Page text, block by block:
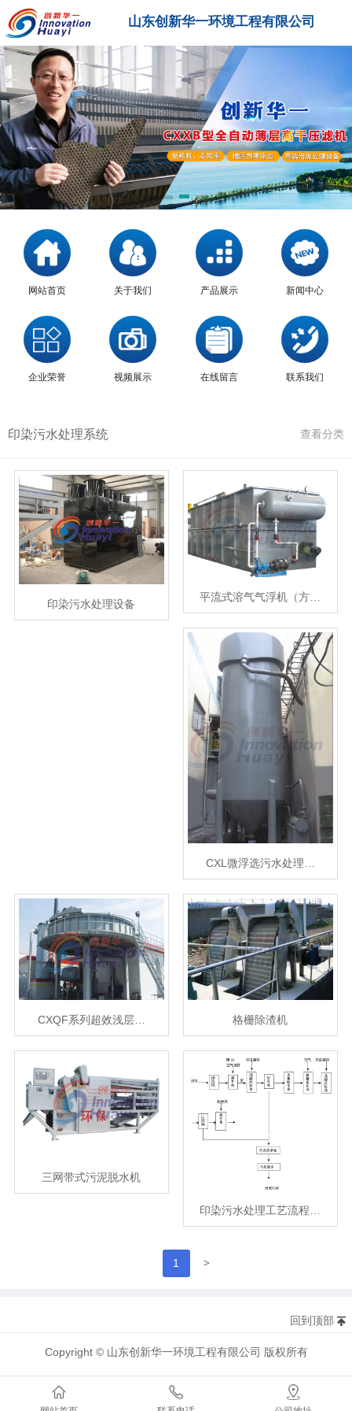
山东创新华一环境工程有限公司
网站首页 关于我们 产品展示 新闻中心
企业荣誉 视频展示 在线留言 联系我们
印染污水处理系统 查看分类
印染污水处理设备
平流式溶气气浮机（方…
CXL微浮选污水处理…
CXQF系列超效浅层… 格栅除渣机
三网带式污泥脱水机
印染污水处理工艺流程…
1 >
回到顶部
Copyright © 山东创新华一环境工程有限公司 版权所有